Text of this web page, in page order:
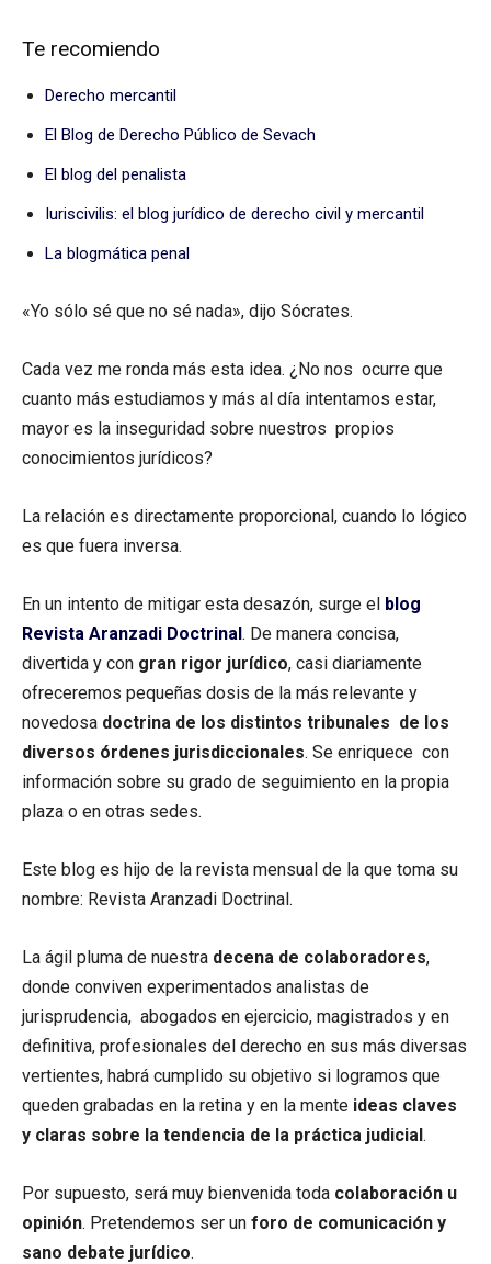
Te recomiendo
Derecho mercantil
El Blog de Derecho Público de Sevach
El blog del penalista
Iuriscivilis: el blog jurídico de derecho civil y mercantil
La blogmática penal
«Yo sólo sé que no sé nada», dijo Sócrates.
Cada vez me ronda más esta idea. ¿No nos ocurre que
cuanto más estudiamos y más al día intentamos estar,
mayor es la inseguridad sobre nuestros propios
conocimientos jurídicos?
La relación es directamente proporcional, cuando lo lógico
es que fuera inversa.
En un intento de mitigar esta desazón, surge el blog
Revista Aranzadi Doctrinal. De manera concisa,
divertida y con gran rigor jurídico, casi diariamente
ofreceremos pequeñas dosis de la más relevante y
novedosa doctrina de los distintos tribunales de los
diversos órdenes jurisdiccionales. Se enriquece con
información sobre su grado de seguimiento en la propia
plaza o en otras sedes.
Este blog es hijo de la revista mensual de la que toma su
nombre: Revista Aranzadi Doctrinal.
La ágil pluma de nuestra decena de colaboradores,
donde conviven experimentados analistas de
jurisprudencia, abogados en ejercicio, magistrados y en
definitiva, profesionales del derecho en sus más diversas
vertientes, habrá cumplido su objetivo si logramos que
queden grabadas en la retina y en la mente ideas claves
y claras sobre la tendencia de la práctica judicial.
Por supuesto, será muy bienvenida toda colaboración u
opinión. Pretendemos ser un foro de comunicación y
sano debate jurídico.